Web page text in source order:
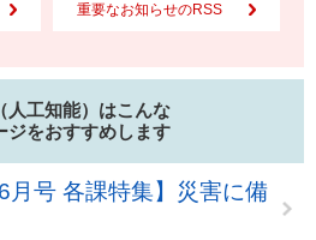
重要なお知らせのRSS
人工知能）はこんな
ジをおすすめします
月号 各課特集】災害に備